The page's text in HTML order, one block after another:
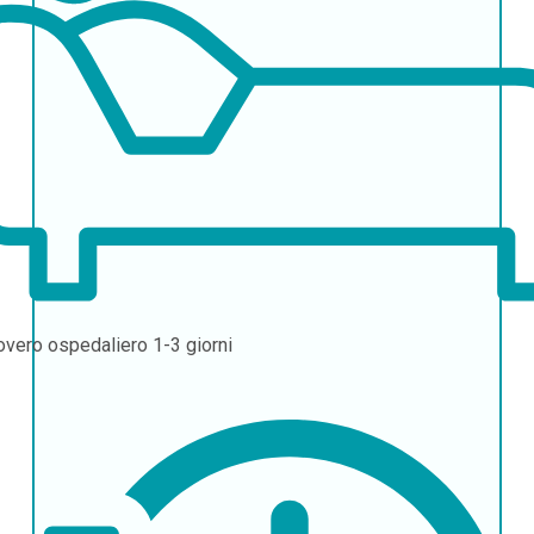
ospedaliero 1-3 giorni